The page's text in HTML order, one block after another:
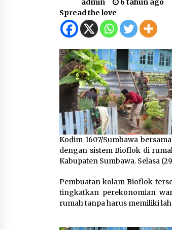
1 minggu ago
Sambut Hari Anak 2026 Bertema
“21 Kambeke Anak”, Babinkamtibmas
Gelar Patroli KambekeMalam
3 minggu ago
Tim Opsnal Polsek Kempo
salah satu Terduga Curanmor
sempat jadi DPO selama Sepekan
3 minggu ago
SATRESNARKOBA POLRES DOMPU
AMANKAN TERDUGA PELAKU
NARKOTIKA DI KECAMATAN
BELASAN PAKET DIDUGA SABU
DISITA
1 bulan ago
admin
6 tahun ago
Spread the love
Kodim 1607/Sumbawa
dengan sistem Bioflok di
Kabupaten Sumbawa. Selasa
Pembuatan kolam Bioflok
tingkatkan perekonomian
rumah tanpa harus memiliki